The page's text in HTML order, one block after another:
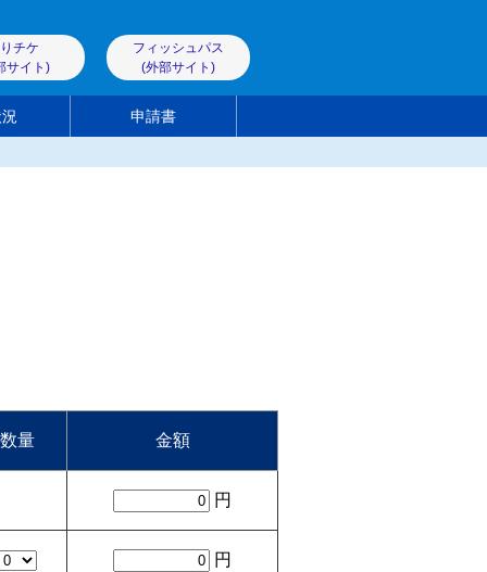
チケ
サイト)
フィッシュパス
(外部サイト)
申請書
数量 金額
円
円